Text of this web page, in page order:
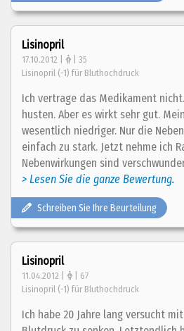
Lisinopril
17.10.2012 | | 35
Lisinopril (-1) für Bluthochdruck
Ich vertrage das Medikament
husten. Aber es wirkt sehr gut.
wesentlich niedriger. Nur die
einfach zu stark. Jetzt nehme ich
Nebenwirkungen sind
> Lesen Sie die ganze Bewertung.
Schreiben Sie Ihre Beurteilung
Lisinopril
11.04.2012 | | 67
Lisinopril (-1) für Bluthochdruck
Ich habe 20 Jahre lang versucht